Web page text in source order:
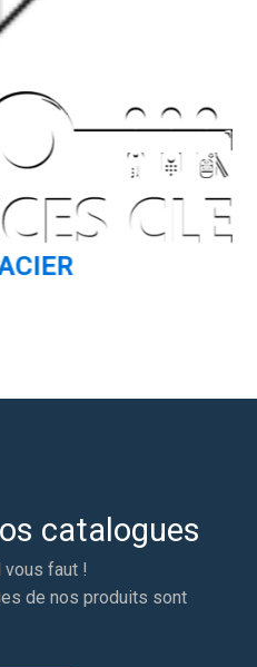
catalogues
vous faut !
de nos produits sont